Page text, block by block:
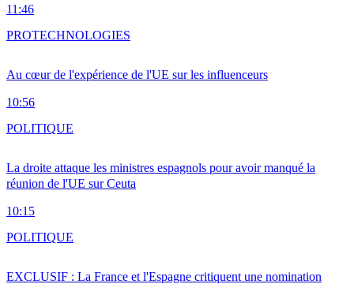
11:46
Au cœur de l'expérience de l'UE sur les influenceurs
10:56
PROTECHNOLOGIES
La droite attaque les ministres espagnols pour avoir manqué la
réunion de l'UE sur Ceuta
10:15
POLITIQUE
EXCLUSIF : La France et l'Espagne critiquent une nomination
POLITIQUE